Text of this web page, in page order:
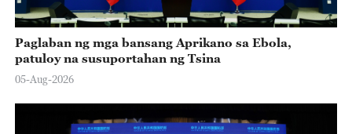
Paglaban ng mga bansang Aprikano sa Ebola,
patuloy na susuportahan ng Tsina
05-Aug-2026